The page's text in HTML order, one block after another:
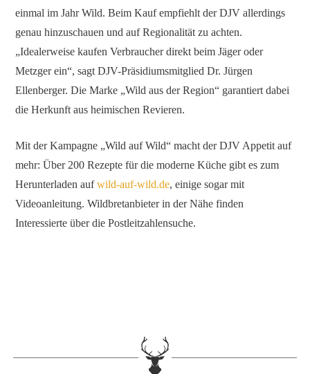
einmal im Jahr Wild. Beim Kauf empfiehlt der DJV allerdings
genau hinzuschauen und auf Regionalität zu achten.
„Idealerweise kaufen Verbraucher direkt beim Jäger oder
Metzger ein“, sagt DJV-Präsidiumsmitglied Dr. Jürgen
Ellenberger. Die Marke „Wild aus der Region“ garantiert dabei
die Herkunft aus heimischen Revieren.
Mit der Kampagne „Wild auf Wild“ macht der DJV Appetit auf
mehr: Über 200 Rezepte für die moderne Küche gibt es zum
Herunterladen aufwild-auf-wild.de, einige sogar mit
Videoanleitung. Wildbretanbieter in der Nähe finden
Interessierte über die Postleitzahlensuche.